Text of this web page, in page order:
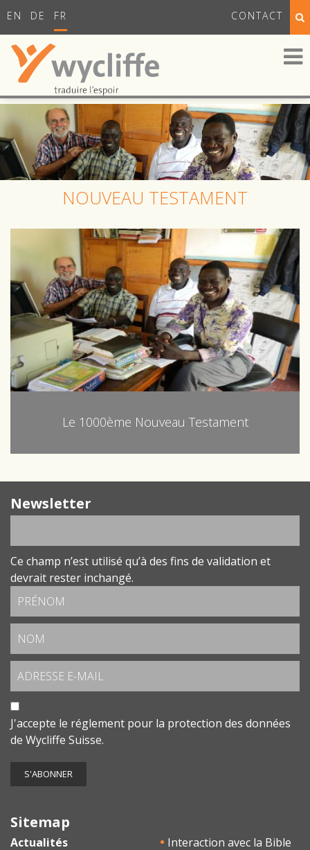
EN DE FR CONTACT
NOUVEAU TESTAMENT
Le 1000ème Nouveau Testament
Newsletter
Ce champ n’est utilisé qu’à des fins de validation et
devrait rester inchangé.
J'accepte le réglement pour la protection des données
de Wycliffe Suisse.
Sitemap
Actualités
Interaction avec la Bible